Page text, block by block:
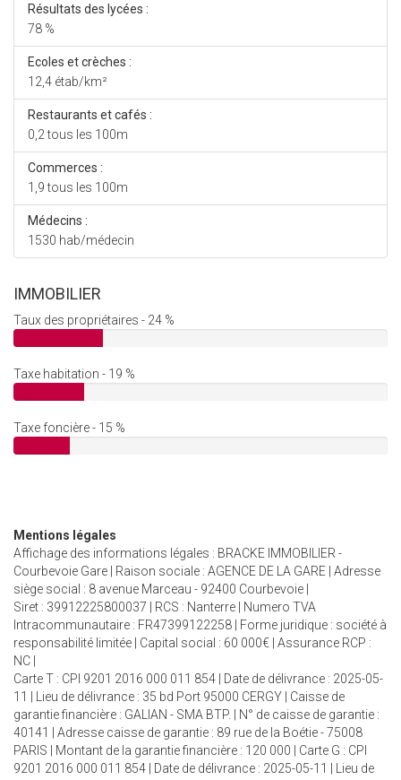
Résultats des lycées :
78 %
Ecoles et crèches :
12,4 étab/km²
Restaurants et cafés :
0,2 tous les 100m
Commerces :
1,9 tous les 100m
Médecins :
1530 hab/médecin
IMMOBILIER
Taux des propriétaires - 24 %
Taxe habitation - 19 %
Taxe foncière - 15 %
Mentions légales
Affichage des informations légales : BRACKE IMMOBILIER -
Courbevoie Gare | Raison sociale : AGENCE DE LA GARE | Adresse
siège social : 8 avenue Marceau - 92400 Courbevoie |
Siret : 39912225800037 | RCS : Nanterre | Numero TVA
Intracommunautaire : FR47399122258 | Forme juridique : société à
responsabilité limitée | Capital social : 60 000€ | Assurance RCP :
NC |
Carte T : CPI 9201 2016 000 011 854 | Date de délivrance : 2025-05-
11 | Lieu de délivrance : 35 bd Port 95000 CERGY | Caisse de
garantie financière : GALIAN - SMA BTP. | N° de caisse de garantie :
40141 | Adresse caisse de garantie : 89 rue de la Boétie - 75008
PARIS | Montant de la garantie financière : 120 000 | Carte G : CPI
9201 2016 000 011 854 | Date de délivrance : 2025-05-11 | Lieu de